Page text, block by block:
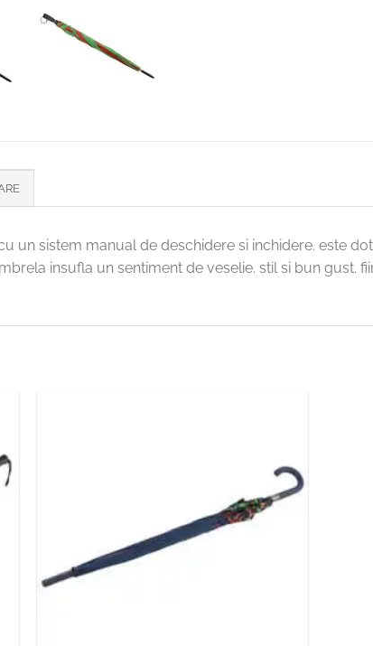
un sistem manual de deschidere si inchidere. este
insufla un sentiment de veselie. stil si bun gust.